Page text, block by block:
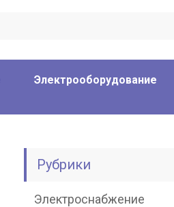
Электрооборудование
Рубрики
Электроснабжение